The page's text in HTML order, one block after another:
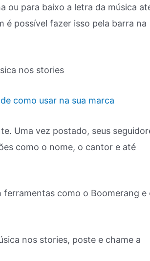
ou para baixo a letra da música
é possível fazer isso pela barra na
como usar na sua marca
Uma vez postado, seus
como o nome, o cantor e até
ferramentas como o Boomerang e
nos stories, poste e chame a